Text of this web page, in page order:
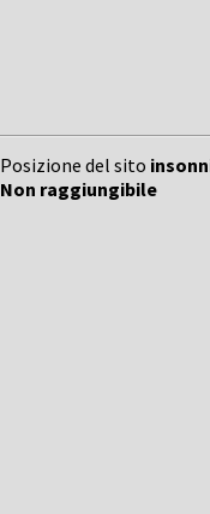
Posizione del sito
Non raggiungibile